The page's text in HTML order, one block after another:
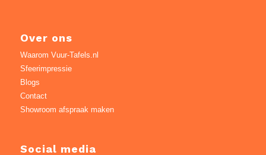
Over ons
Waarom Vuur-Tafels.nl
Sfeerimpressie
Blogs
Contact
Showroom afspraak maken
Social media